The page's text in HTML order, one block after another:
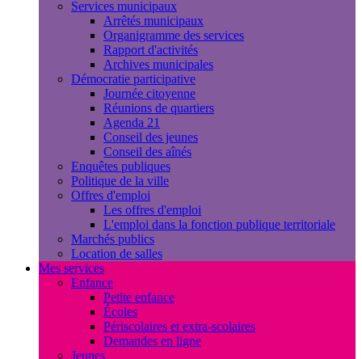
Services municipaux
Arrêtés municipaux
Organigramme des services
Rapport d'activités
Archives municipales
Démocratie participative
Journée citoyenne
Réunions de quartiers
Agenda 21
Conseil des jeunes
Conseil des aînés
Enquêtes publiques
Politique de la ville
Offres d'emploi
Les offres d'emploi
L'emploi dans la fonction publique territoriale
Marchés publics
Location de salles
Mes services
Enfance
Petite enfance
Écoles
Périscolaires et extra-scolaires
Demandes en ligne
Jeunes